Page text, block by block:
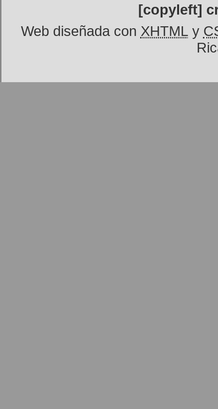
[copyleft]
Web diseñada con XHTMLy